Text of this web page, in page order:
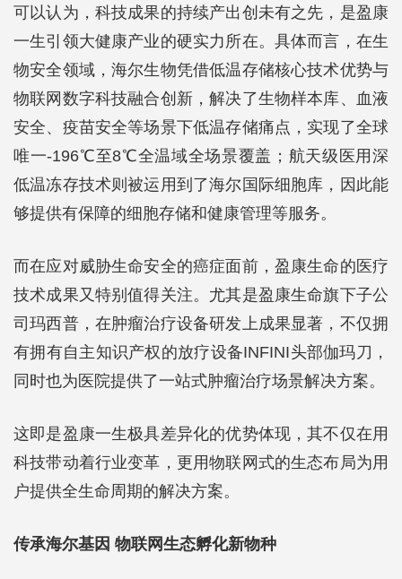
可以认为，科技成果的持续产出创未有之先，是盈康
一生引领大健康产业的硬实力所在。具体而言，在生
物安全领域，海尔生物凭借低温存储核心技术优势与
物联网数字科技融合创新，解决了生物样本库、血液
安全、疫苗安全等场景下低温存储痛点，实现了全球
唯一-196℃至8℃全温域全场景覆盖；航天级医用深
低温冻存技术则被运用到了海尔国际细胞库，因此能
够提供有保障的细胞存储和健康管理等服务。
而在应对威胁生命安全的癌症面前，盈康生命的医疗
技术成果又特别值得关注。尤其是盈康生命旗下子公
司玛西普，在肿瘤治疗设备研发上成果显著，不仅拥
有拥有自主知识产权的放疗设备INFINI头部伽玛刀，
同时也为医院提供了一站式肿瘤治疗场景解决方案。
这即是盈康一生极具差异化的优势体现，其不仅在用
科技带动着行业变革，更用物联网式的生态布局为用
户提供全生命周期的解决方案。
传承海尔基因 物联网生态孵化新物种